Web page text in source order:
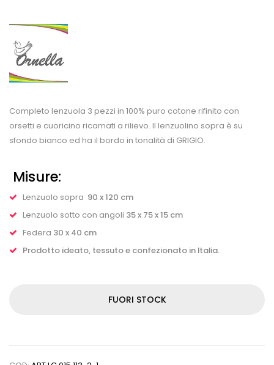
Completo lenzuola 3 pezzi in 100% puro cotone rifinito con
orsetti e cuoricino ricamati a rilievo. Il lenzuolino sopra è su
sfondo bianco ed ha il bordo in tonalità di GRIGIO.
Misure:
Lenzuolo sopra 90 x 120 cm
Lenzuolo sotto con angoli 35 x 75 x 15 cm
Federa 30 x 40 cm
Prodotto ideato, tessuto e confezionato in Italia.
FUORI STOCK